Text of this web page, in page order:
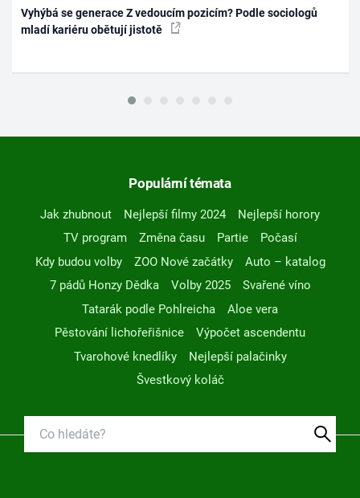
Vyhýbá se generace Z vedoucím pozicím? Podle sociologů
mladí kariéru obětují jistotě
Populární témata
Jak zhubnout Nejlepší filmy 2024
Nejlepší horory
TV program
Změna času Partie
Počasí
Kdy budou volby
ZOO Nové začátky
Auto – katalog
7 pádů Honzy Dědka
Volby 2025
Svařené víno
Tatarák podle Pohlreicha
Aloe vera
Pěstování lichořeřišnice
Výpočet ascendentu
Tvarohové knedlíky
Nejlepší palačinky
Švestkový koláč